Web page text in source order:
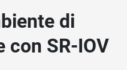
di
con SR-IOV